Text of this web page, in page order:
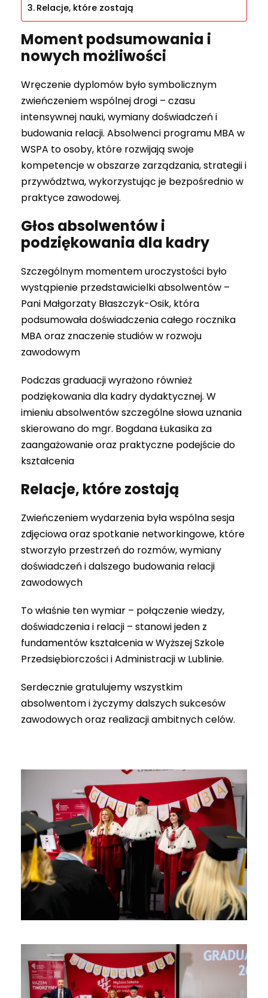
Relacje, które zostają
Moment podsumowania i
nowych możliwości
Wręczenie dyplomów było symbolicznym
zwieńczeniem wspólnej drogi – czasu
intensywnej nauki, wymiany doświadczeń i
budowania relacji. Absolwenci programu MBA w
WSPA to osoby, które rozwijają swoje
kompetencje w obszarze zarządzania, strategii i
przywództwa, wykorzystując je bezpośrednio w
praktyce zawodowej.
Głos absolwentów i
podziękowania dla kadry
Szczególnym momentem uroczystości było
wystąpienie przedstawicielki absolwentów –
Pani Małgorzaty Błaszczyk-Osik, która
podsumowała doświadczenia całego rocznika
MBA oraz znaczenie studiów w rozwoju
zawodowym
Podczas graduacji wyrażono również
podziękowania dla kadry dydaktycznej. W
imieniu absolwentów szczególne słowa uznania
skierowano do mgr. Bogdana Łukasika za
zaangażowanie oraz praktyczne podejście do
kształcenia
Relacje, które zostają
Zwieńczeniem wydarzenia była wspólna sesja
zdjęciowa oraz spotkanie networkingowe, które
stworzyło przestrzeń do rozmów, wymiany
doświadczeń i dalszego budowania relacji
zawodowych
To właśnie ten wymiar – połączenie wiedzy,
doświadczenia i relacji – stanowi jeden z
fundamentów kształcenia w Wyższej Szkole
Przedsiębiorczości i Administracji w Lublinie.
Serdecznie gratulujemy wszystkim
absolwentom i życzymy dalszych sukcesów
zawodowych oraz realizacji ambitnych celów.